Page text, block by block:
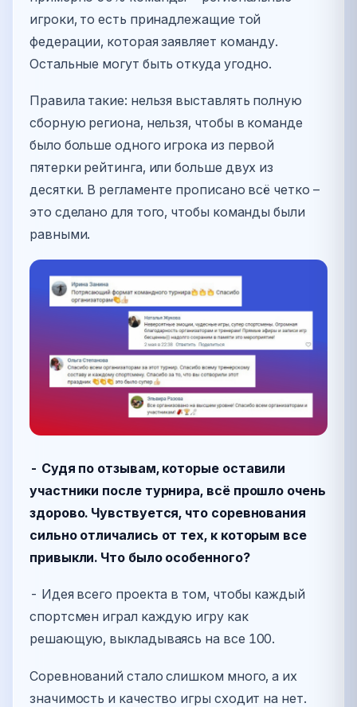
игроки, то есть принадлежащие той
федерации, которая заявляет команду.
Остальные могут быть откуда угодно.
Правила такие: нельзя выставлять полную
сборную региона, нельзя, чтобы в команде
было больше одного игрока из первой
пятерки рейтинга, или больше двух из
десятки. В регламенте прописано всё четко –
это сделано для того, чтобы команды были
равными.
- Судя по отзывам, которые оставили
участники после турнира, всё прошло очень
здорово. Чувствуется, что соревнования
сильно отличались от тех, к которым все
привыкли. Что было особенного?
- Идея всего проекта в том, чтобы каждый
спортсмен играл каждую игру как
решающую, выкладываясь на все 100.
Соревнований стало слишком много, а их
значимость и качество игры сходит на нет.